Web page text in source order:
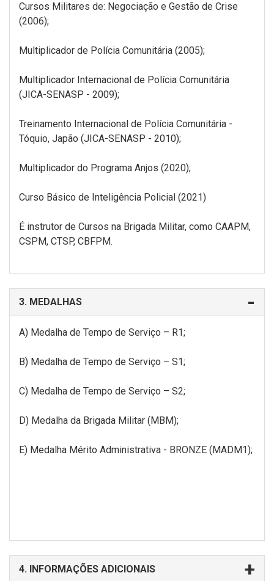
Cursos Militares de: Negociação e Gestão de Crise
(2006);
Multiplicador de Polícia Comunitária (2005);
Multiplicador Internacional de Polícia Comunitária
(JICA-SENASP - 2009);
Treinamento Internacional de Polícia Comunitária -
Tóquio, Japão (JICA-SENASP - 2010);
Multiplicador do Programa Anjos (2020);
Curso Básico de Inteligência Policial (2021)
É instrutor de Cursos na Brigada Militar, como CAAPM,
CSPM, CTSP, CBFPM.
3. MEDALHAS
A) Medalha de Tempo de Serviço – R1;
B) Medalha de Tempo de Serviço – S1;
C) Medalha de Tempo de Serviço – S2;
D) Medalha da Brigada Militar (MBM);
E) Medalha Mérito Administrativa - BRONZE (MADM1);
4. INFORMAÇÕES ADICIONAIS